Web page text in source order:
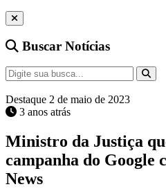
Buscar Notícias
Destaque 2 de maio de 2023
3 anos atrás
Ministro da Justiça
campanha do Google
News